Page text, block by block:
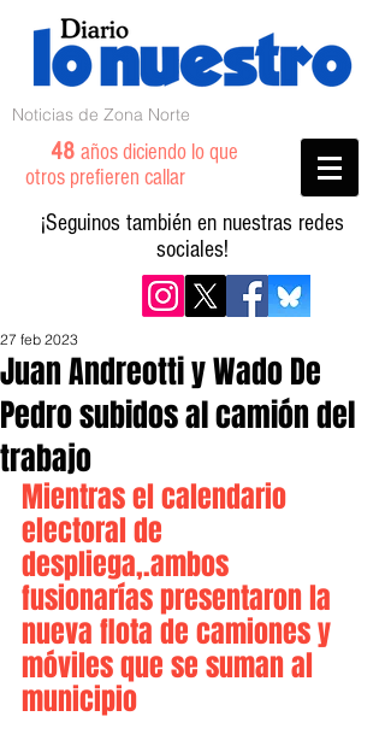
Noticias de Zona Norte
48 años diciendo lo que
otros prefieren callar
¡Seguinos también en nuestras redes
sociales!
Juan Andreotti y Wado De
Pedro subidos al camión del
trabajo
27 feb 2023
Mientras el calendario
electoral de
despliega,.ambos
fusionarías presentaron la
nueva flota de camiones y
móviles que se suman al
municipio